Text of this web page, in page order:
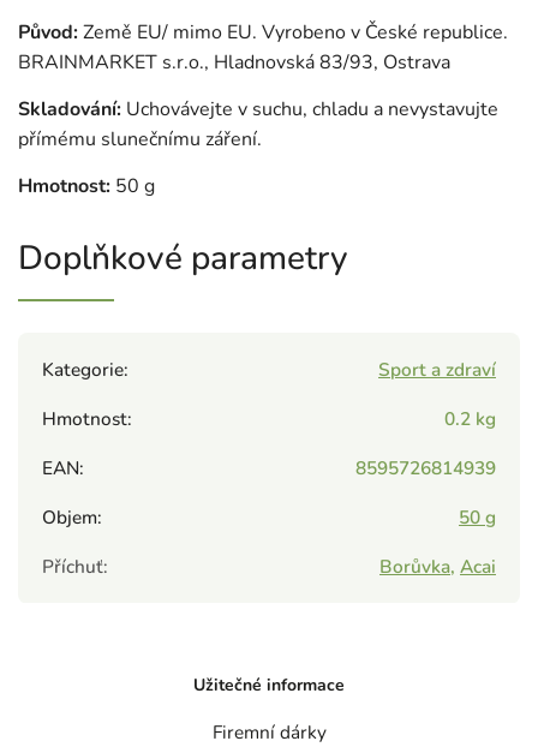
Původ:Země EU/ mimo EU. Vyrobeno v České republice.
BRAINMARKET s.r.o., Hladnovská 83/93, Ostrava
Skladování: Uchovávejte v suchu, chladu a nevystavujte
přímému slunečnímu záření.
Hmotnost: 50 g
Doplňkové parametry
Kategorie:
Sport a zdraví
Hmotnost:
0.2 kg
EAN:
8595726814939
Objem:
50 g
Příchuť: Borůvka, Acai
Užitečné informace
Firemní dárky